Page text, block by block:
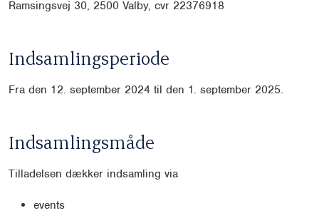
Ramsingsvej 30, 2500 Valby, cvr 22376918
Indsamlingsperiode
Fra den 12. september 2024 til den 1. september 2025.
Indsamlingsmåde
Tilladelsen dækker indsamling via
events